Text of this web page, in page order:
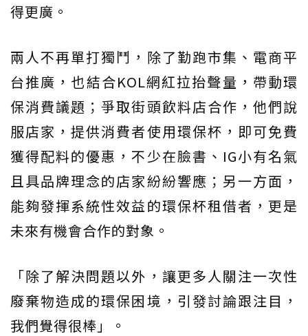
得更廣。
兩人不再單打獨鬥，除了勤跑市集、電商平
台推廣，也結合KOL網紅拉抬聲量，帶動環
保消費議題；爭取街頭飲料店合作，他們說
服店家，提供消費者使用環保杯，即可免費
獲得配料的優惠，不少在臉書、IG小有名氣
且具品牌理念的店家紛紛響應；另一方面，
能夠發揮系統性效益的環保杯租借者，更是
未來有機會合作的對象。
「除了解決問題以外，讓更多人關注一次性
廢棄物造成的環保困境，引發討論跟注目，
我們覺得很棒」。